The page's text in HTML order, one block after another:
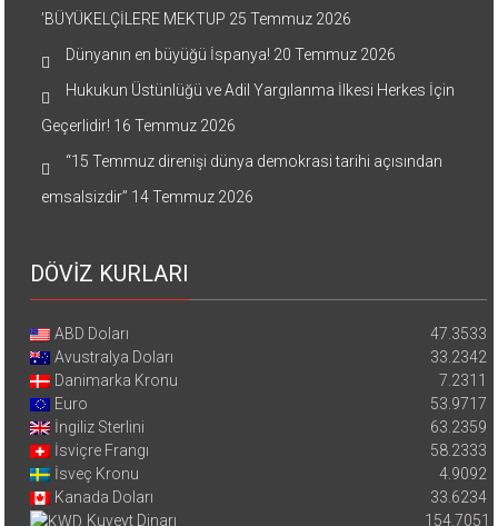
’BÜYÜKELÇİLERE MEKTUP 25 Temmuz 2026
Dünyanın en büyüğü İspanya! 20 Temmuz 2026
Hukukun Üstünlüğü ve Adil Yargılanma İlkesi Herkes İçin
Geçerlidir! 16 Temmuz 2026
“15 Temmuz direnişi dünya demokrasi tarihi açısından
emsalsizdir” 14 Temmuz 2026
DÖVİZ KURLARI
ABD Doları
47.3533
Avustralya Doları
33.2342
Danimarka Kronu
7.2311
Euro
53.9717
İngiliz Sterlini
63.2359
İsviçre Frangı
58.2333
İsveç Kronu
4.9092
Kanada Doları
33.6234
Kuveyt Dinarı
154.7051